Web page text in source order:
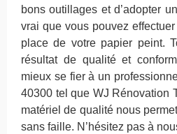
bons outillages et d’adopter
vrai que vous pouvez
place de votre papier peint.
résultat de qualité et
mieux se fier à un
40300 tel que WJ Rénovation
matériel de qualité nous
sans faille. N’hésitez pas à